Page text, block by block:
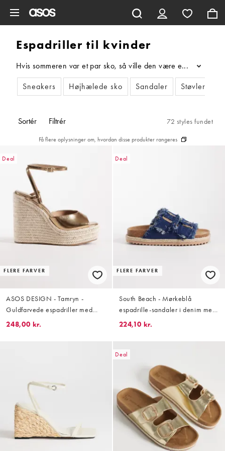
Espadriller til kvinder
Hvis sommeren var et par sko, så ville den være et par
...
Sneakers
Højhælede sko Sandaler Støvler
Sortér Filtrér 72 styles fundet
Få flere oplysninger om, hvordan disse produkter rangeres
Deal
FLERE FARVER
ASOS DESIGN - Tamryn -
Guldfarvede espadriller med
kilehæl
248,00 kr.
Deal
FLERE FARVER
South Beach - Mørkeblå
espadrille-sandaler i denim med
to spænder og flossede kanter
224,10 kr.
Deal